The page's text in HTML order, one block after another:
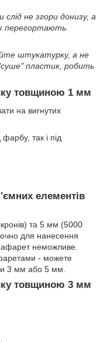
не згори донизу, а
перегортають
штукатурку, а не
пластик, робить
товщиною 1 мм
на вигнутих
так і під
елементів
та 5 мм (5000
для нанесення
неможливе.
- можете
3 мм або 5 мм.
товщиною 3 мм